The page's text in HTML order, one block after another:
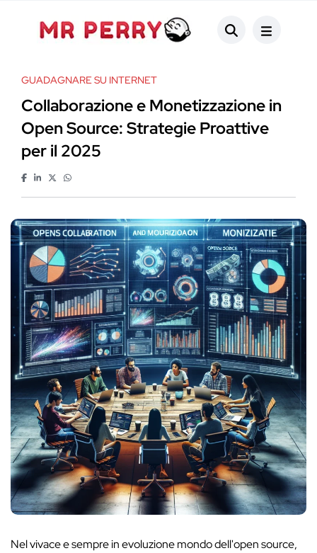
GUADAGNARE SU INTERNET
Collaborazione e Monetizzazione in
Open Source: Strategie Proattive
per il 2025
Nel vivace e sempre in evoluzione mondo dell'open source,